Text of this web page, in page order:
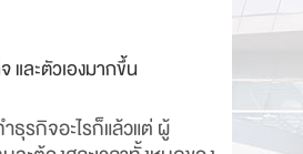
และตัวเองมากขึ้น
ธุรกิจอะไรก็แล้วแต่ ผู้